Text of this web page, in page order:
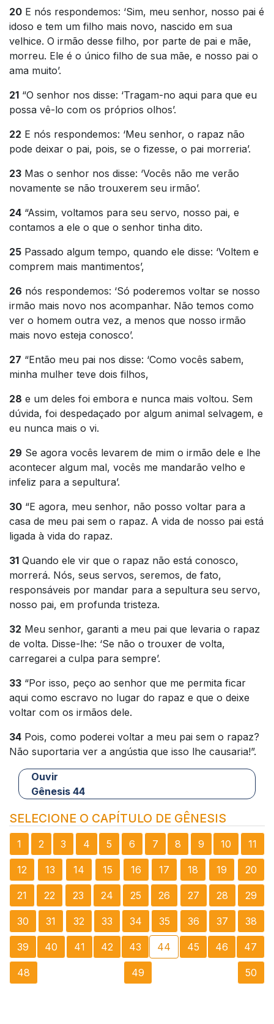
20 E nós respondemos: ‘Sim, meu senhor, nosso pai é
idoso e tem um filho mais novo, nascido em sua
velhice. O irmão desse filho, por parte de pai e mãe,
morreu. Ele é o único filho de sua mãe, e nosso pai o
ama muito’.
21 “O senhor nos disse: ‘Tragam-no aqui para que eu
possa vê-lo com os próprios olhos’.
22 E nós respondemos: ‘Meu senhor, o rapaz não
pode deixar o pai, pois, se o fizesse, o pai morreria’.
23 Mas o senhor nos disse: ‘Vocês não me verão
novamente se não trouxerem seu irmão’.
24 “Assim, voltamos para seu servo, nosso pai, e
contamos a ele o que o senhor tinha dito.
25 Passado algum tempo, quando ele disse: ‘Voltem e
comprem mais mantimentos’,
26 nós respondemos: ‘Só poderemos voltar se nosso
irmão mais novo nos acompanhar. Não temos como
ver o homem outra vez, a menos que nosso irmão
mais novo esteja conosco’.
27 “Então meu pai nos disse: ‘Como vocês sabem,
minha mulher teve dois filhos,
28 e um deles foi embora e nunca mais voltou. Sem
dúvida, foi despedaçado por algum animal selvagem, e
eu nunca mais o vi.
29 Se agora vocês levarem de mim o irmão dele e lhe
acontecer algum mal, vocês me mandarão velho e
infeliz para a sepultura’.
30 “E agora, meu senhor, não posso voltar para a
casa de meu pai sem o rapaz. A vida de nosso pai está
ligada à vida do rapaz.
31 Quando ele vir que o rapaz não está conosco,
morrerá. Nós, seus servos, seremos, de fato,
responsáveis por mandar para a sepultura seu servo,
nosso pai, em profunda tristeza.
32 Meu senhor, garanti a meu pai que levaria o rapaz
de volta. Disse-lhe: ‘Se não o trouxer de volta,
carregarei a culpa para sempre’.
33 “Por isso, peço ao senhor que me permita ficar
aqui como escravo no lugar do rapaz e que o deixe
voltar com os irmãos dele.
34 Pois, como poderei voltar a meu pai sem o rapaz?
Não suportaria ver a angústia que isso lhe causaria!”.
Ouvir
Gênesis 44
SELECIONE O CAPÍTULO DE GÊNESIS
1 2 3 4 5 6 7 8 9 10 11
12 13 14 15 16 17 18 19 20
21 22 23 24 25 26 27 28 29
30 31 32 33 34 35 36 37 38
39 40 41 42 43 44 45 46 47
48 49 50